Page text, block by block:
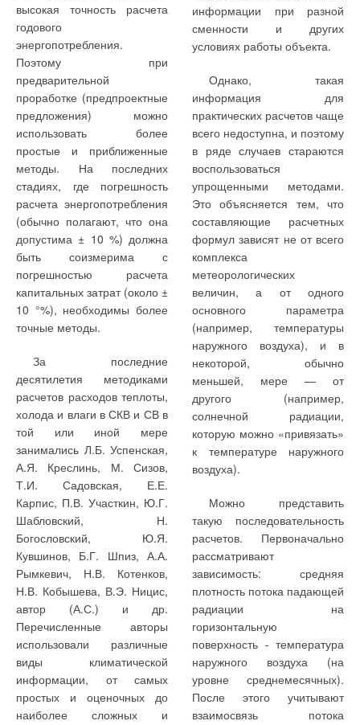
высокая точность расчета
годового
энергопотребления.
Поэтому при
предварительной
проработке (предпроектные
предложения) можно
использовать более
простые и приближенные
методы. На последних
стадиях, где погрешность
расчета энергопотребления
(обычно полагают, что она
допустима ± 10 %) должна
быть соизмерима с
погрешностью расчета
капитальных затрат (около ±
10 °%), необходимы более
точные методы.
За последние
десятилетия методиками
расчетов расходов теплоты,
холода и влаги в СКВ и СВ в
той или иной мере
занимались Л.Б. Успенская,
А.Я. Креслинь, М. Сизов,
Т.И. Садовская, Е.Е.
Карпис, П.В. Участкин, Ю.Г.
Шабловский, Н.
Богословский, Ю.Я.
Кувшинов, Б.Г. Шпиз, А.А.
Рымкевич, Н.В. Котенков,
Н.В. Кобышева, В.Э. Ницис,
автор (А.С.) и др.
Перечисленные авторы
использовали различные
виды климатической
информации, от самых
простых и оценочных до
наиболее сложных и
информации при разной
сменности и других
условиях работы объекта.
Однако, такая
информация для
практических расчетов чаще
всего недоступна, и поэтому
в ряде случаев стараются
воспользоваться
упрощенными методами.
Это объясняется тем, что
составляющие расчетных
формул зависят не от всего
комплекса
метеорологических
величин, а от одного
основного параметра
(например, температуры
наружного воздуха), и в
некоторой, обычно
меньшей, мере — от
другого (например,
солнечной радиации,
которую можно «привязать»
к температуре наружного
воздуха).
Можно представить
такую последовательность
расчетов. Первоначально
рассматривают
зависимость: средняя
плотность потока падающей
радиации на
горизонтальную
поверхность - температура
наружного воздуха (на
уровне среднемесячных).
После этого учитывают
взаимосвязь потока
соответствующие расчеты.
Низкая
паропроизводительность
газобаллонных
установок
исключает
применение
газообразного
топлива на нужды
отопления
В расчетах
использовались следующие
исходные данные и
предпосылки:
1.Источник
децентрализованного
индивидуальный подземный
резервуар сжиженного газа
объемом V = 1,3 м3 , а также
индивидуальная
газобаллонная установка
установленным объемом V
= 50 л.
2.Газовые оборудование
квартир: газовые плиты, а
также газовые плиты и
проточные
водонагреватели.
По имеющейся
методике можно
точно указать, в
населенный пункт
целесообразно
газифицировать от
баллонных, а в
каких — от
резервуарных
установок
Результаты расчетов
представлены на графике
(рис. 1). Как видно из
графика, экономически
обоснованная область
применения баллонных
систем газоснабжения
ограничена удаленностью
населенных пунктов от ГНС
на расстоянии до 125 км
(газовые плиты) и до 50 км
(газовые плиты и
водонагреватели). При
большей удаленности
потребителей
использовать резервуарные
системы газоснабжения.
1. Курицын Б.Н., Усачев А.П., Шамин О.Б. Оптимизация
газа // Совершенствование систем теплогазоснабжения и
безнапорного
фильтрования, размещен
непосредственно в
проточной зоне вторичного
отстойника. Испытания
показали, что такое
решение дает
дополнительный
положительный эффект (в
сравнении с очисткой
суспензии или эмульсии
последовательно в
раздельных сооружениях
осветления и
фильтрования), который
выражается в следующем:
• увеличивается
эффективность очистки от
эмульгированных веществ в
сооружении осветления за
счет повышения
коэффициента
использования объема
проточной зоны и
предотвращения
измельчения агрегативно
неустойчивых взвесей и
происходит при
транспортировке
осветленной воды из
сооружения осветления в
фильтр при очистке на
раздельных сооружениях;
• сокращается общий
объем очистного
сооружения, количество
трубопроводов и запорно-
регулировочной арматуры
(существенно ниже
затраты);
• упрощается схема
промывки фильтра (меньше
длительность промывки и
затраты на автоматизацию);
• уменьшается объем
грязной промывной воды.
Достигнутые показатели
приведены в табл. 3.
Технико-экономический
анализ показал, что
достижения аналогичного
результата за счет
строительства отдельной
фильтровальной станции
потребовало бы в 5-10 раз
больше капитальных
вложений и в 20 раз больше
позволила надежно
обеспечить норматив ПДС
по сбросу взвешенных
веществ. Двухлетняя
эксплуатация отстойников-
фильтров подтвердила
высокую эффективность и
надежность разработанной
технологии.
В настоящее время